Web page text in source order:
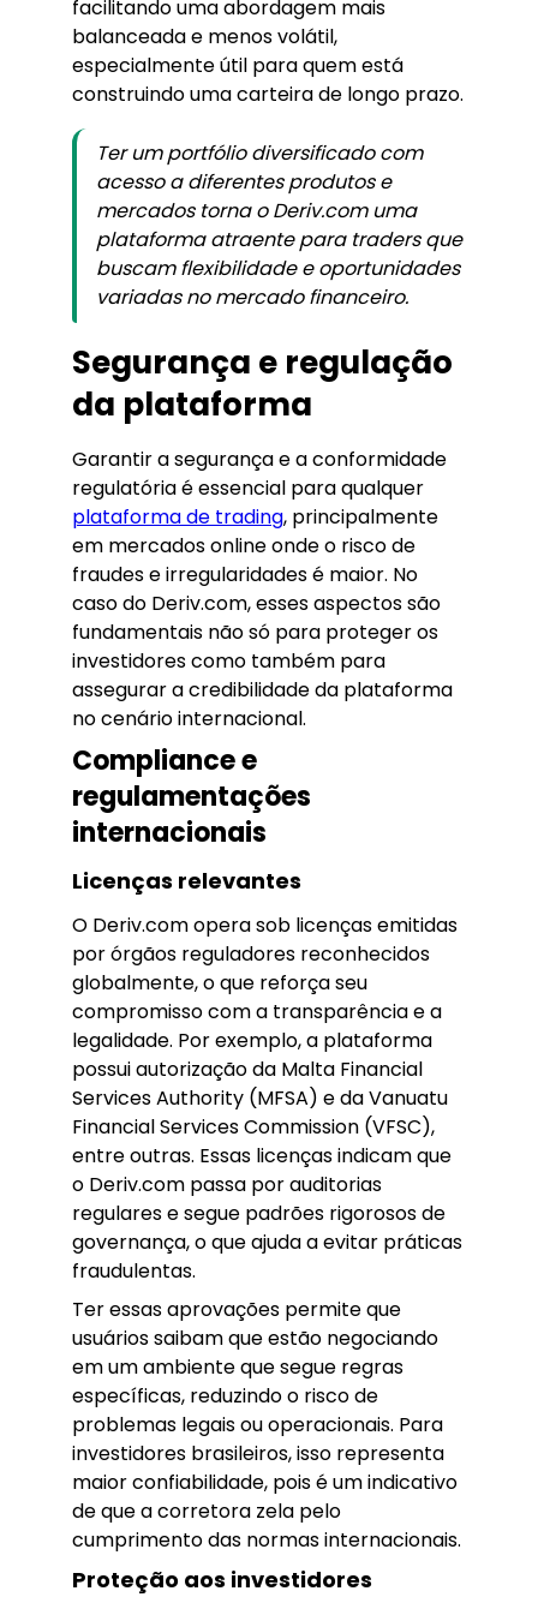
facilitando uma abordagem mais
balanceada e menos volátil,
especialmente útil para quem está
construindo uma carteira de longo prazo.
Ter um portfólio diversificado com
acesso a diferentes produtos e
mercados torna o Deriv.com uma
plataforma atraente para traders que
buscam flexibilidade e oportunidades
variadas no mercado financeiro.
Segurança e regulação
da plataforma
Garantir a segurança e a conformidade
regulatória é essencial para qualquer
plataforma de trading, principalmente
em mercados online onde o risco de
fraudes e irregularidades é maior. No
caso do Deriv.com, esses aspectos são
fundamentais não só para proteger os
investidores como também para
assegurar a credibilidade da plataforma
no cenário internacional.
Compliance e
regulamentações
internacionais
Licenças relevantes
O Deriv.com opera sob licenças emitidas
por órgãos reguladores reconhecidos
globalmente, o que reforça seu
compromisso com a transparência e a
legalidade. Por exemplo, a plataforma
possui autorização da Malta Financial
Services Authority (MFSA) e da Vanuatu
Financial Services Commission (VFSC),
entre outras. Essas licenças indicam que
o Deriv.com passa por auditorias
regulares e segue padrões rigorosos de
governança, o que ajuda a evitar práticas
fraudulentas.
Ter essas aprovações permite que
usuários saibam que estão negociando
em um ambiente que segue regras
específicas, reduzindo o risco de
problemas legais ou operacionais. Para
investidores brasileiros, isso representa
maior confiabilidade, pois é um indicativo
de que a corretora zela pelo
cumprimento das normas internacionais.
Proteção aos investidores